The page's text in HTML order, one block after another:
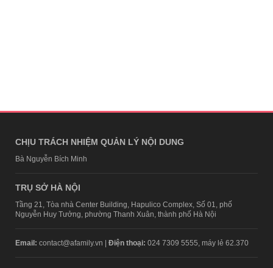
CHỊU TRÁCH NHIỆM QUẢN LÝ NỘI DUNG
Bà Nguyễn Bích Minh
TRỤ SỞ HÀ NỘI
Tầng 21, Tòa nhà Center Building, Hapulico Complex, Số 01, phố
Nguyễn Huy Tưởng, phường Thanh Xuân, thành phố Hà Nội
Email: contact@afamily.vn | Điện thoại: 024 7309 5555, máy lẻ 62.370